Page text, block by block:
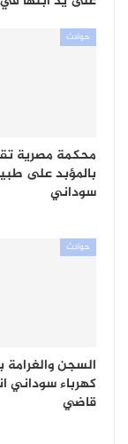
حوادث
محكمة مصرية
بالمؤبد على
سوداني
حوادث
السجن
كهرباء سوداني
قاضي